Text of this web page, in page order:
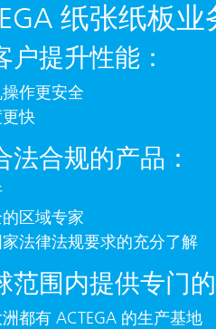
纸张纸板
户提升性能：
作更安全
快
法合规的产品：
区域专家
法律法规要求的充分了解
范围内提供专门
都有 ACTEGA 的生产基地